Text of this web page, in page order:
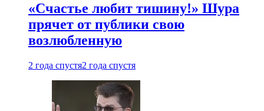
«Счастье любит тишину!» Шура
прячет от публики свою
возлюбленную
2 года спустя2 года спустя